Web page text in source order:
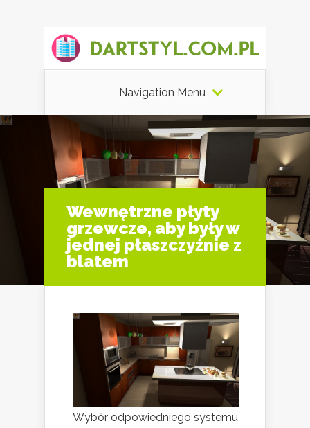
Navigation Menu
Wewnętrzne płyty
grzewcze, aby były w
jednej płaszczyźnie z
blatem
Wybór odpowiedniego systemu